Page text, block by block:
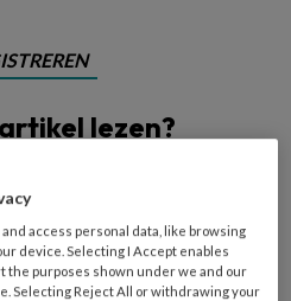
lezen?
per maand
Log dan in
access personal data, like browsing
device. Selecting I Accept enables
the purposes shown under we and our
Selecting Reject All or withdrawing your